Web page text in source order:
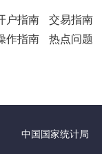
户指南
交易指南
作指南
热点问题
中国国家统计局